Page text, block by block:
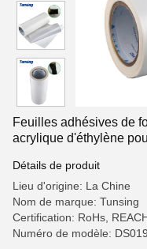
Feuilles adhésives de
acrylique d'éthylène
Détails de produit
Lieu d'origine: La Chine
Nom de marque: Tunsing
Certification: RoHs,
Numéro de modèle: